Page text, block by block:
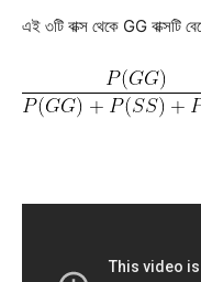
এই ৩টি বাক্স থেকে GG বাক্সটি